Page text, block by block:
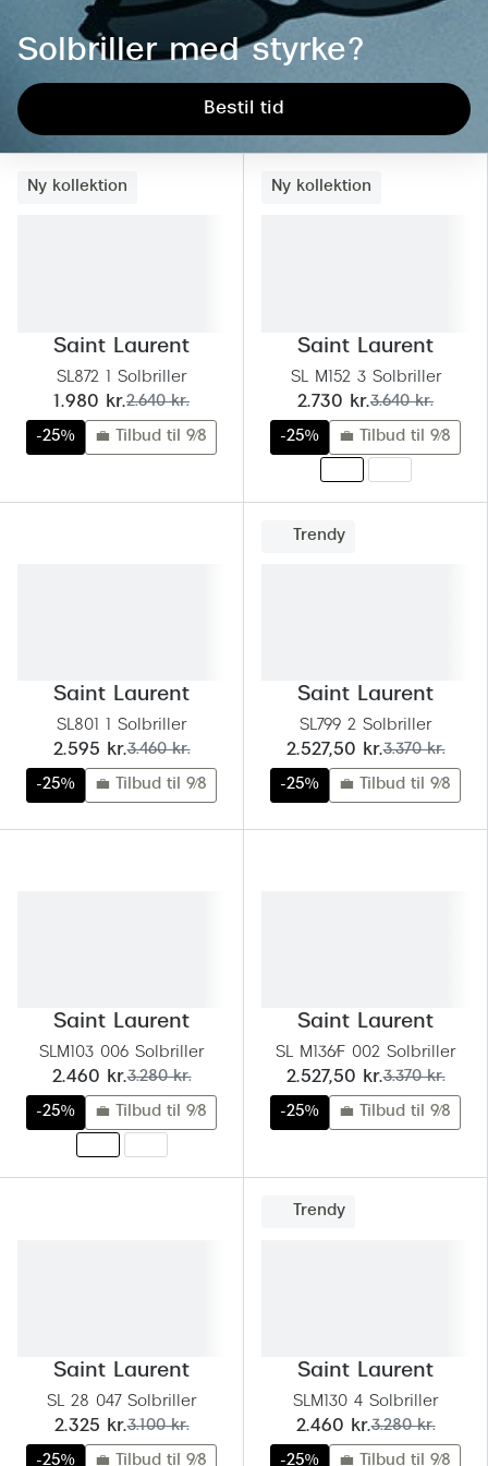
Populære brillemærker
Ray-Ban
Oakley
Coach
Vogue
Skaga
Eksklusive brillemærker
Gucci
Tom Ford
Prada
Versace
Dolce & Gabbana
Persol
Giorgio Armani
Michael Kors
Giorgio
Versace
Jimmy
Form
Cat eye
Mere
Solbriller med styrke?
Bestil tid
Ny kollektion
Saint Laurent
SL872 1 Solbriller
nu:
1.980 kr.før:
2.640 kr.
-25% 💼 Tilbud til 9/8
Ny kollektion
Saint Laurent
SL M152 3 Solbriller
nu:
2.730 kr.før:
3.640 kr.
-25% 💼 Tilbud til 9/8
Saint Laurent
SL801 1 Solbriller
nu:
2.595 kr.før:
3.460 kr.
-25% 💼 Tilbud til 9/8
Trendy
Saint Laurent
SL799 2 Solbriller
nu:
2.527,50 kr.før:
3.370 kr.
-25% 💼 Tilbud til 9/8
Saint Laurent
SLM103 006 Solbriller
nu:
2.460 kr.før:
3.280 kr.
-25% 💼 Tilbud til 9/8
Saint Laurent
SL M136/F 002 Solbriller
nu:
2.527,50 kr.før:
3.370 kr.
-25% 💼 Tilbud til 9/8
Saint Laurent
SL 28 047 Solbriller
nu:
2.325 kr.før:
3.100 kr.
-25% 💼 Tilbud til 9/8
Trendy
Saint Laurent
SLM130 4 Solbriller
nu:
2.460 kr.før:
3.280 kr.
-25% 💼 Tilbud til 9/8